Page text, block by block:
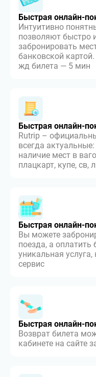
Быстрая онлайн-
Интуитивно
позволяют быстро
забронировать
банковской
жд билета — 5 мин
Быстрая онлайн-
Rutrip –
всегда
наличие мест в
плацкарт, купе, св,
Быстрая онлайн-
Вы можете
поезда, а оплатить
уникальная
сервис
Быстрая онлайн-
Возврат билета
кабинете на сайте